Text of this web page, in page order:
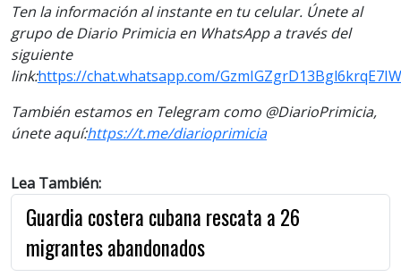
Ten la información al instante en tu celular. Únete al
grupo de Diario Primicia en WhatsApp a través del
siguiente
link:https://chat.whatsapp.com/GzmIGZgrD13Bgl6krqE7IW
También estamos en Telegram como @DiarioPrimicia,
únete aquí:https://t.me/diarioprimicia
Lea También:
Guardia costera cubana rescata a 26
migrantes abandonados